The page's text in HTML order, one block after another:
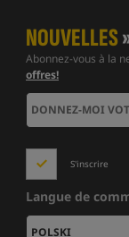
NOUVELLES
Abonnez-vous à la
offres!
S'inscrire
Langue de